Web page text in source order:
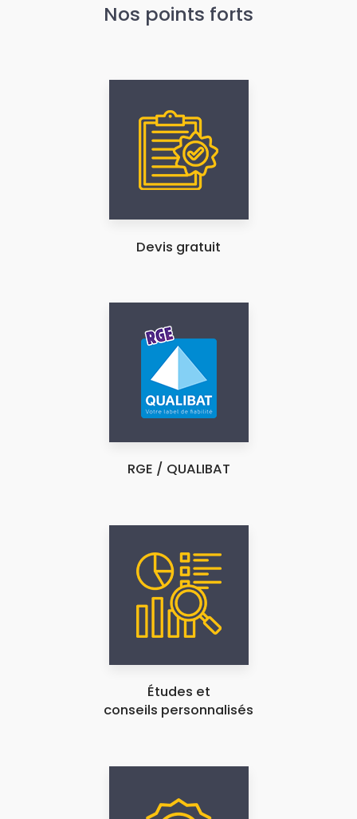
Nos points forts
Devis gratuit
RGE / QUALIBAT
Études et
conseils personnalisés